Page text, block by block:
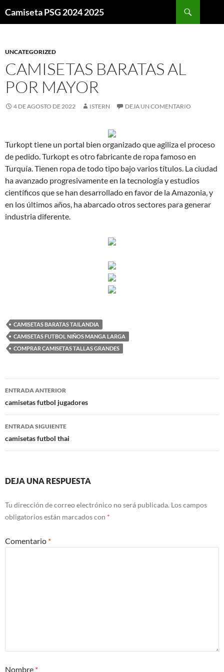
Camiseta PSG 2024 2025
UNCATEGORIZED
CAMISETAS BARATAS AL
POR MAYOR
4 DE AGOSTO DE 2022 ISTERN DEJA UN COMENTARIO
Turkopt tiene un portal bien organizado que agiliza el proceso
de pedido. Turkopt es otro fabricante de ropa famoso en
Turquía. Tienen ropa de todo tipo bajo varios títulos. La ciudad
ha avanzado progresivamente en la tecnología y estudios
científicos que se han desarrollado en favor de la Amazonia, y
en los últimos años, ha abarcado otros sectores para generar
industria diferente.
CAMISETAS BARATAS TAILANDIA
CAMISETAS FUTBOL NIÑOS MANGA LARGA
COMPRAR CAMISETAS TALLAS GRANDES
Navegación
de
entradas
ENTRADA ANTERIOR
camisetas futbol jugadores
ENTRADA SIGUIENTE
camisetas futbol thai
DEJA UNA RESPUESTA
Tu dirección de correo electrónico no será publicada. Los campos
obligatorios están marcados con *
Comentario *
Nombre *